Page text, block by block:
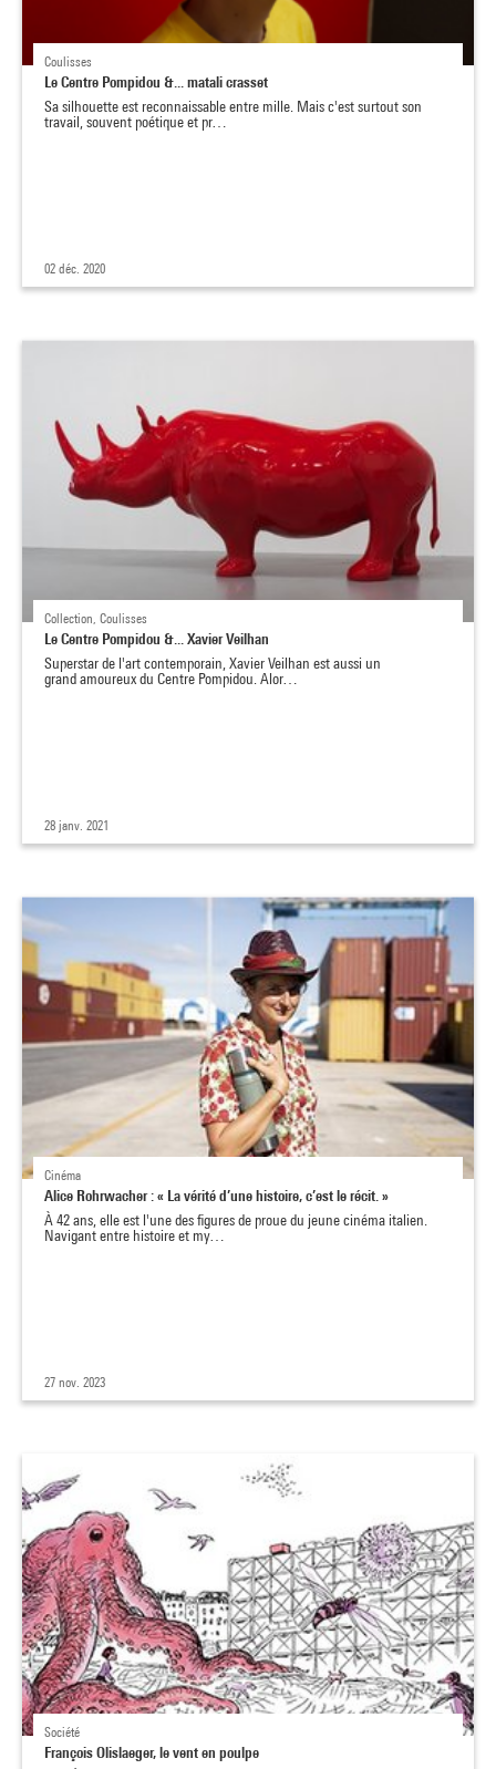
Coulisses
Le Centre Pompidou &... matali crasset
Sa silhouette est reconnaissable entre mille. Mais c'est surtout son
travail, souvent poétique et pr…
02 déc. 2020
Collection, Coulisses
Le Centre Pompidou &... Xavier Veilhan
Superstar de l'art contemporain, Xavier Veilhan est aussi un
grand amoureux du Centre Pompidou. Alor…
28 janv. 2021
Cinéma
Alice Rohrwacher : « La vérité d’une histoire, c’est le récit. »
À 42 ans, elle est l'une des figures de proue du jeune cinéma italien.
Navigant entre histoire et my…
27 nov. 2023
Société
François Olislaeger, le vent en poulpe